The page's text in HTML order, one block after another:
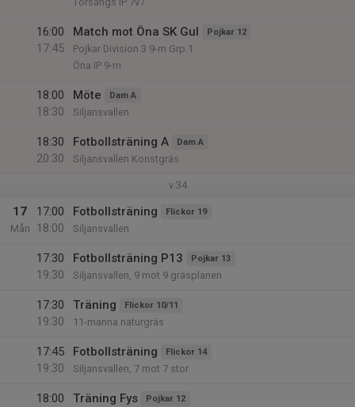
16:00
17:45
Match mot Öna SK Gul Pojkar 12
Pojkar Division 3 9-m Grp.1
Öna IP 9-m
18:00
18:30
Möte Dam A
Siljansvallen
18:30
20:30
Fotbollsträning A Dam A
Siljansvallen Konstgräs
v.34
17
Mån
17:00
18:00
Fotbollsträning Flickor 19
Siljansvallen
17:30
19:30
Fotbollsträning P13 Pojkar 13
Siljansvallen, 9 mot 9 gräsplanen
17:30
19:30
Träning Flickor 10/11
11-manna naturgräs
17:45
19:30
Fotbollsträning Flickor 14
Siljansvallen, 7 mot 7 stor
18:00
Träning Fys Pojkar 12